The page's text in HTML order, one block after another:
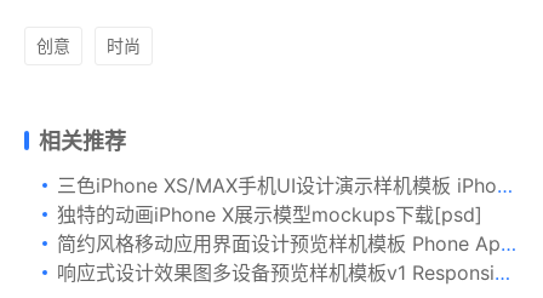
创意 时尚
相关推荐
三色iPhone XS/MAX手机UI设计演示样机模板 iPhone XS Mockup
独特的动画iPhone X展示模型mockups下载[psd]
简约风格移动应用界面设计预览样机模板 Phone Application Presentation Mockup
响应式设计效果图多设备预览样机模板v1 Responsive Device Mockup Vol 01